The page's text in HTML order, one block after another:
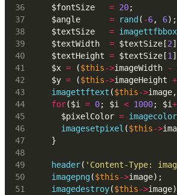
    $fontSize
= 20;
    $angle
= rand( -6, 6);
    $textSize
= imagettfbbox
    $textWidth
= $textSize[2]
    $textHeight
= $textSize[1 ]
    $x
= ($this->imageWidth -
    $y
= ($this->imageHeight +
imagettftext ($this->
for($i = 0; $i < 1000; $i
      $pixelColor
=
imagesetpixel ($this->
    }
header( 'Content-Type:
imagepng($this->image);
imagedestroy($this->